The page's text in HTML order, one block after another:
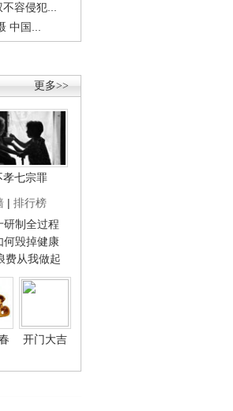
容侵犯...
中国...
更多>>
孝七宗罪
| 排行榜
研制全过程
何毁掉健康
费从我做起
开门大吉